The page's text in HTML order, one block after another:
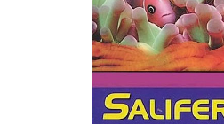
MACSKA
ÉLŐ ÉDESVÍZI
ÉLŐ TENGERI
KISÁLLATOK